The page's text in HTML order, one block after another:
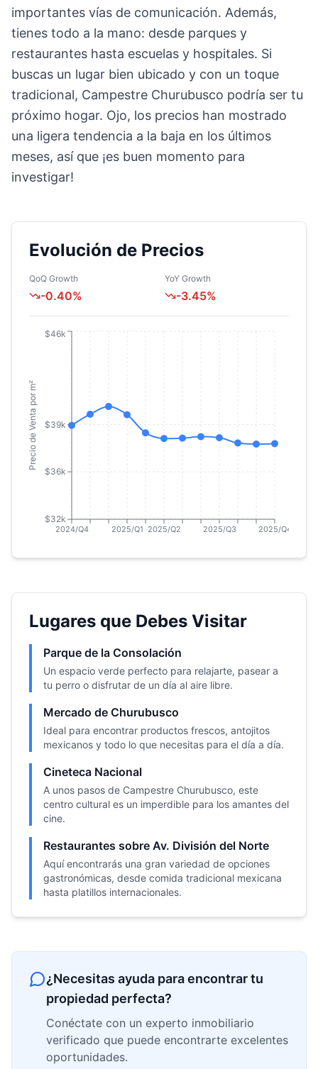
importantes vías de comunicación. Además,
tienes todo a la mano: desde parques y
restaurantes hasta escuelas y hospitales. Si
buscas un lugar bien ubicado y con un toque
tradicional, Campestre Churubusco podría ser tu
próximo hogar. Ojo, los precios han mostrado
una ligera tendencia a la baja en los últimos
meses, así que ¡es buen momento para
investigar!
Evolución de Precios
QoQ Growth
-0.40%
YoY Growth
-3.45%
2024/Q4 2025/Q1 2025/Q2 2025/Q3 2025/Q4
$32k
$36k
$39k
$46k
Precio de Venta por m²
Lugares que Debes Visitar
Parque de la Consolación
Un espacio verde perfecto para relajarte, pasear a
tu perro o disfrutar de un día al aire libre.
Mercado de Churubusco
Ideal para encontrar productos frescos, antojitos
mexicanos y todo lo que necesitas para el día a día.
Cineteca Nacional
A unos pasos de Campestre Churubusco, este
centro cultural es un imperdible para los amantes del
cine.
Restaurantes sobre Av. División del Norte
Aquí encontrarás una gran variedad de opciones
gastronómicas, desde comida tradicional mexicana
hasta platillos internacionales.
¿Necesitas ayuda para encontrar tu
propiedad perfecta?
Conéctate con un experto inmobiliario
verificado que puede encontrarte excelentes
oportunidades.